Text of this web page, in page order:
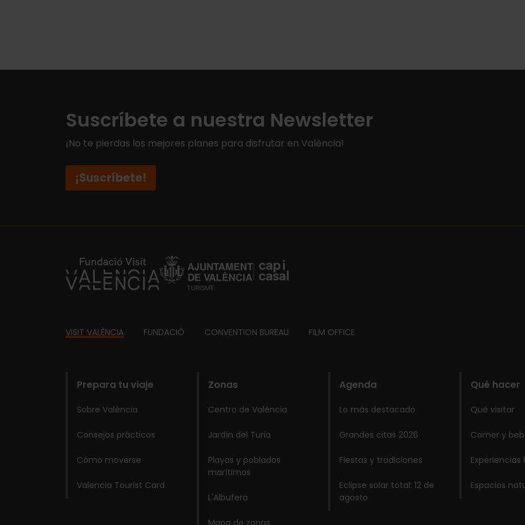
Suscríbete a nuestra Newsletter
¡No te pierdas los mejores planes para disfrutar en València!
¡Suscríbete!
https://fundacion.visitvalencia.com/
Footer
VISIT VALÈNCIA FUNDACIÓ CONVENTION BUREAU FILM OFFICE
Prepara tu viaje
Sobre València
Consejos prácticos
Cómo moverse
Valencia Tourist Card
Zonas
Centro de València
Jardín del Turia
Playas y poblados
marítimos
L'Albufera
Agenda
Lo más destacado
Grandes citas 2026
Fiestas y tradiciones
Eclipse solar total: 12 de
agosto
Qué hacer
Qué visitar
Comer y
Experiencias
Espacios